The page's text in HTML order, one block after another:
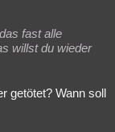
fast alle
willst du wieder
getötet? Wann soll